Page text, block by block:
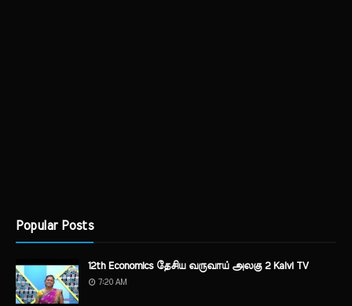
Popular Posts
12th Economics தேசிய வருவாய் அலகு 2 Kalvi TV
7:20 AM